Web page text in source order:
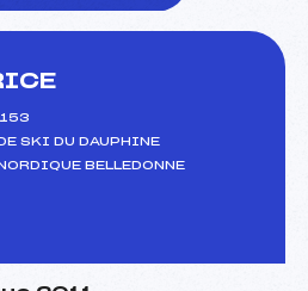
SKI DU DAUPHINE
BELLEDONNE